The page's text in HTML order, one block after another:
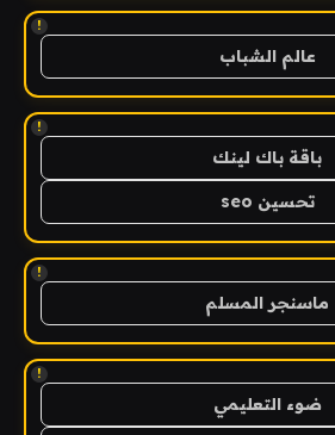
!
عالم الشباب
!
باقة باك لينك
تحسين seo
!
ماسنجر المسلم
!
ضوء التعليمي